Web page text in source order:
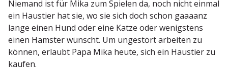
Niemand ist für Mika zum Spielen da, noch nicht einmal
ein Haustier hat sie, wo sie sich doch schon gaaaanz
lange einen Hund oder eine Katze oder wenigstens
einen Hamster wünscht. Um ungestört arbeiten zu
können, erlaubt Papa Mika heute, sich ein Haustier zu
kaufen.